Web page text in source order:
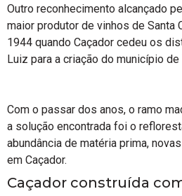
Outro reconhecimento alcançado
maior produtor de vinhos de Santa
1944 quando Caçador cedeu os
Luiz para a criação do município de
Com o passar dos anos, o ramo
a solução encontrada foi o
abundância de matéria prima,
em Caçador.
Caçador construída